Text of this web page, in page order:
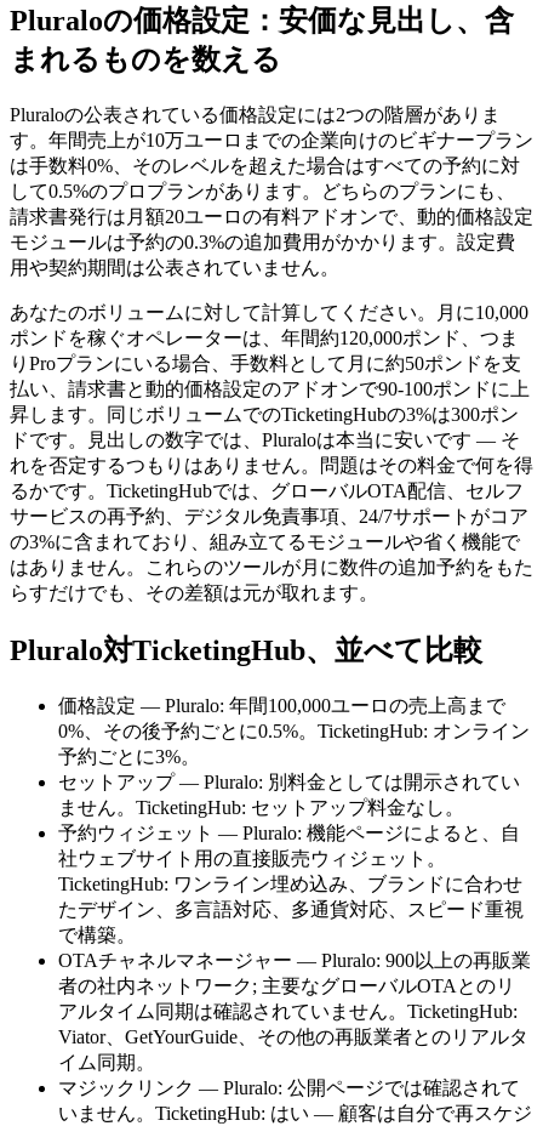
Pluraloの価格設定：安価な見出し、含
まれるものを数える
Pluraloの公表されている価格設定には2つの階層がありま
す。年間売上が10万ユーロまでの企業向けのビギナープラン
は手数料0%、そのレベルを超えた場合はすべての予約に対
して0.5%のプロプランがあります。どちらのプランにも、
請求書発行は月額20ユーロの有料アドオンで、動的価格設定
モジュールは予約の0.3%の追加費用がかかります。設定費
用や契約期間は公表されていません。
あなたのボリュームに対して計算してください。月に10,000
ポンドを稼ぐオペレーターは、年間約120,000ポンド、つま
りProプランにいる場合、手数料として月に約50ポンドを支
払い、請求書と動的価格設定のアドオンで90-100ポンドに上
昇します。同じボリュームでのTicketingHubの3%は300ポン
ドです。見出しの数字では、Pluraloは本当に安いです — そ
れを否定するつもりはありません。問題はその料金で何を得
るかです。TicketingHubでは、グローバルOTA配信、セルフ
サービスの再予約、デジタル免責事項、24/7サポートがコア
の3%に含まれており、組み立てるモジュールや省く機能で
はありません。これらのツールが月に数件の追加予約をもた
らすだけでも、その差額は元が取れます。
Pluralo対TicketingHub、並べて比較
価格設定 — Pluralo: 年間100,000ユーロの売上高まで
0%、その後予約ごとに0.5%。TicketingHub: オンライン
予約ごとに3%。
セットアップ — Pluralo: 別料金としては開示されてい
ません。TicketingHub: セットアップ料金なし。
予約ウィジェット — Pluralo: 機能ページによると、自
社ウェブサイト用の直接販売ウィジェット。
TicketingHub: ワンライン埋め込み、ブランドに合わせ
たデザイン、多言語対応、多通貨対応、スピード重視
で構築。
OTAチャネルマネージャー — Pluralo: 900以上の再販業
者の社内ネットワーク; 主要なグローバルOTAとのリ
アルタイム同期は確認されていません。TicketingHub:
Viator、GetYourGuide、その他の再販業者とのリアルタ
イム同期。
マジックリンク — Pluralo: 公開ページでは確認されて
いません。TicketingHub: はい — 顧客は自分で再スケジ